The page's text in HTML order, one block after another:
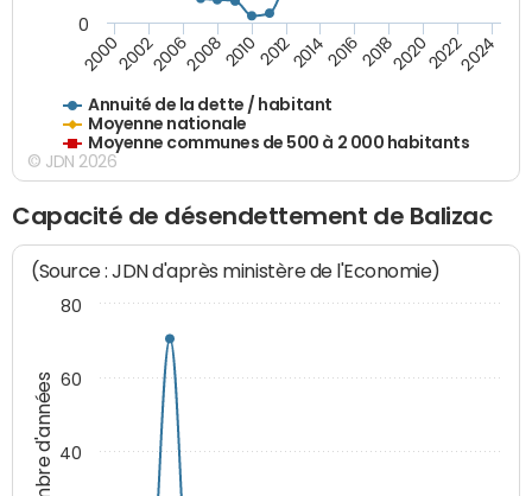
Annuité de la dette / habitant
Moyenne nationale
Moyenne communes de 500 à 2 000 habitants
200020022006200820102012201420162018202020222024
0
© JDN 2026
Capacité de désendettement de Balizac
Nombre d'années
(Source : JDN d'après ministère de l'Economie)
40
60
80